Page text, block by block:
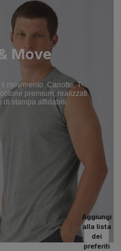
Move
movimento. Canotte, T-
premium, realizzati
di stampa affidabili.
Aggiungi
alla lista
dei
preferiti